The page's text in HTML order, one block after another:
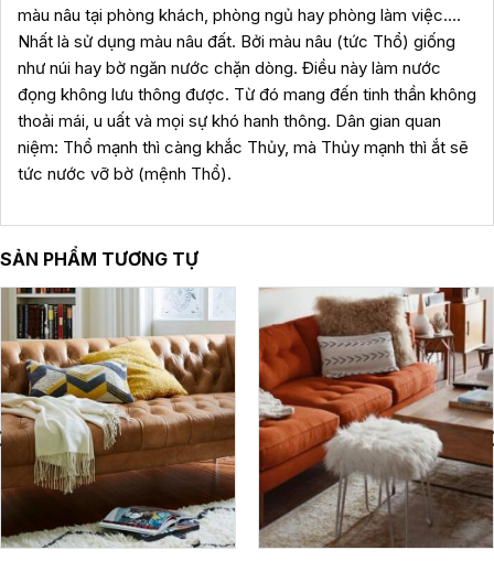
màu nâu tại phòng khách, phòng ngủ hay phòng làm việc….
Nhất là sử dụng màu nâu đất. Bởi màu nâu (tức Thổ) giống
như núi hay bờ ngăn nước chặn dòng. Điều này làm nước
đọng không lưu thông được. Từ đó mang đến tinh thần không
thoải mái, u uất và mọi sự khó hanh thông. Dân gian quan
niệm: Thổ mạnh thì càng khắc Thủy, mà Thủy mạnh thì ắt sẽ
tức nước vỡ bờ (mệnh Thổ).
SẢN PHẨM TƯƠNG TỰ